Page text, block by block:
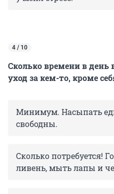
4 / 10
Сколько времени в день
уход за кем-то, кроме
Минимум. Насыпать
свободны.
Сколько потребуется!
ливень, мыть лапы и